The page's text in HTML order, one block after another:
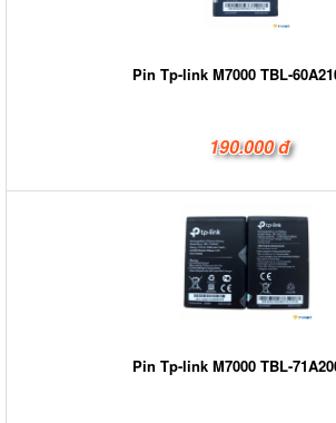
Pin Tp-link M7000 TBL-
190.000 đ
Pin Tp-link M7000 TBL-